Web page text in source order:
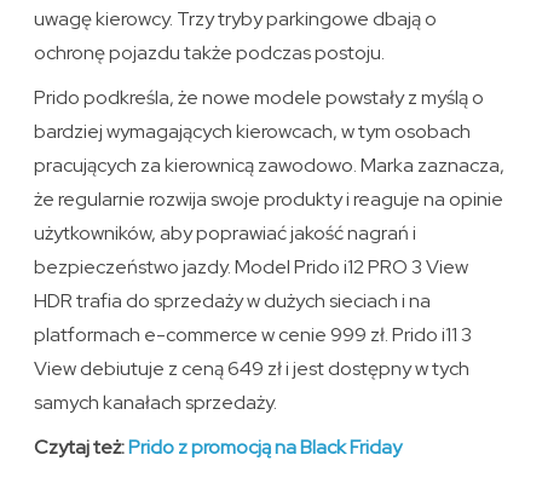
uwagę kierowcy. Trzy tryby parkingowe dbają o
ochronę pojazdu także podczas postoju.
Prido podkreśla, że nowe modele powstały z myślą o
bardziej wymagających kierowcach, w tym osobach
pracujących za kierownicą zawodowo. Marka zaznacza,
że regularnie rozwija swoje produkty i reaguje na opinie
użytkowników, aby poprawiać jakość nagrań i
bezpieczeństwo jazdy. Model Prido i12 PRO 3 View
HDR trafia do sprzedaży w dużych sieciach i na
platformach e-commerce w cenie 999 zł. Prido i11 3
View debiutuje z ceną 649 zł i jest dostępny w tych
samych kanałach sprzedaży.
Czytaj też:Prido z promocją na Black Friday